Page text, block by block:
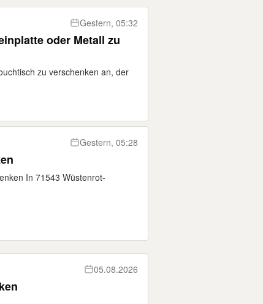
Gestern, 05:32
oder Metall zu
zu verschenken an, der
Gestern, 05:28
In 71543 Wüstenrot-
05.08.2026